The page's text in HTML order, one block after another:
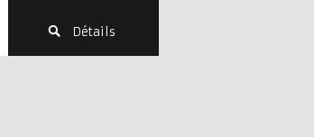
Détails